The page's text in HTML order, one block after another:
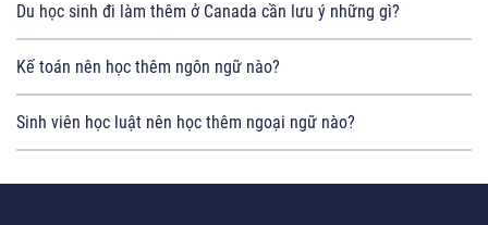
Du học sinh đi làm thêm ở Canada cần lưu ý những gì?
Kế toán nên học thêm ngôn ngữ nào?
Sinh viên học luật nên học thêm ngoại ngữ nào?